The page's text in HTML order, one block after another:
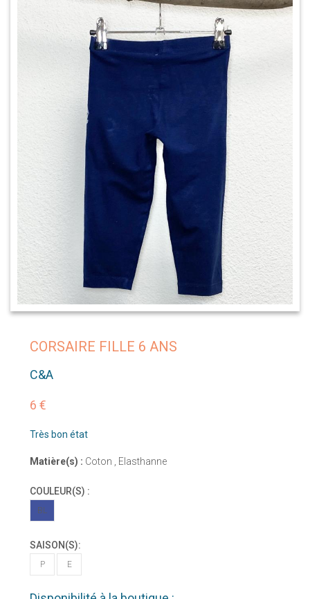
CORSAIRE FILLE 6 ANS
C&A
6 €
Très bon état
Matière(s) : Coton , Elasthanne
COULEUR(S) :
BL
SAISON(S):
P E